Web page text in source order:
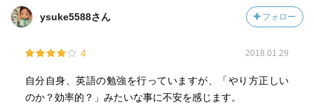
て書かれているものを通読してみるべき、対訳のあるもの
や、文法の説明のあるものを読みつつ、リーディング力を
あれば、大学の一般教養の教科書を読んでみてみる。
〇「わからない単語の8割は、最初の20％のページに登場す
る」 ということ。最初の10％のページはわからない単語を
ysuke5588さん フォロー
4 2018.01.29
自分自身、英語の勉強を行っていますが、「やり方正しい
のか？効率的？」みたいな事に不安を感じます。